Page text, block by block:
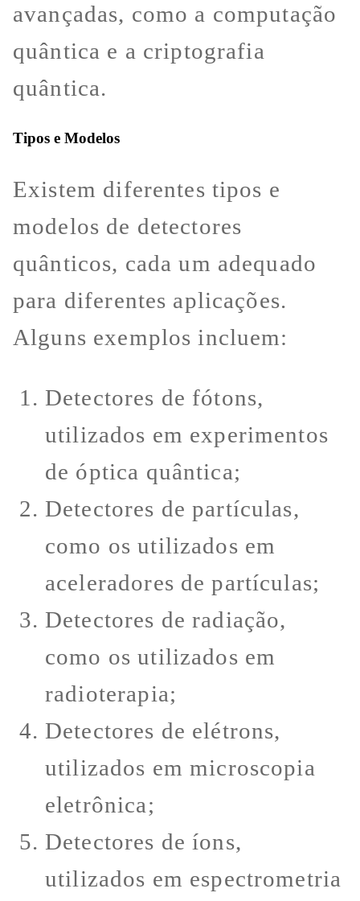
avançadas, como a computação
quântica e a criptografia
quântica.
Tipos e Modelos
Existem diferentes tipos e
modelos de detectores
quânticos, cada um adequado
para diferentes aplicações.
Alguns exemplos incluem:
Detectores de fótons,
utilizados em experimentos
de óptica quântica;
Detectores de partículas,
como os utilizados em
aceleradores de partículas;
Detectores de radiação,
como os utilizados em
radioterapia;
Detectores de elétrons,
utilizados em microscopia
eletrônica;
Detectores de íons,
utilizados em espectrometria